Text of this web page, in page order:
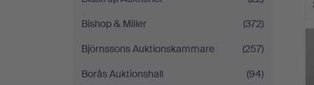
Bishop & Miller
(372)
Björnssons Auktionskammare
(257)
Borås Auktionshall
(94)